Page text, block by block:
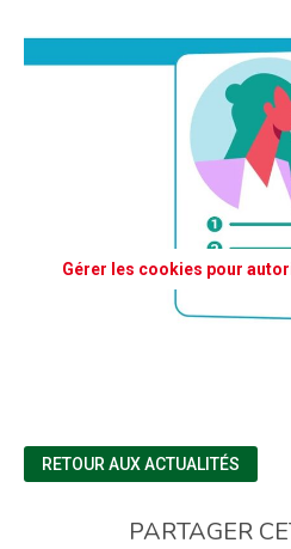
Gérer les cookies pour
RETOUR AUX ACTUALITÉS
PARTAGER